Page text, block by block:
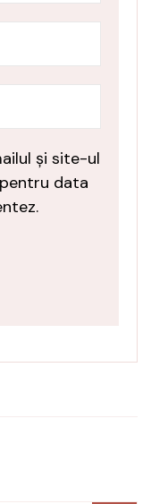
și site-ul
data